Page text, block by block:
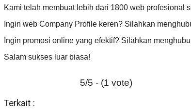
Kami telah membuat lebih dari 1800 web profesional
Ingin web Company Profile keren? Silahkan
Ingin promosi online yang efektif? Silahkan
Salam sukses luar biasa!
5/5 - (1 vote)
Terkait :